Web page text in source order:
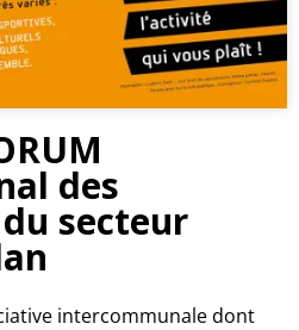
des
secteur
intercommunale dont